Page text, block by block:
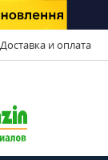
Доставка и оплата